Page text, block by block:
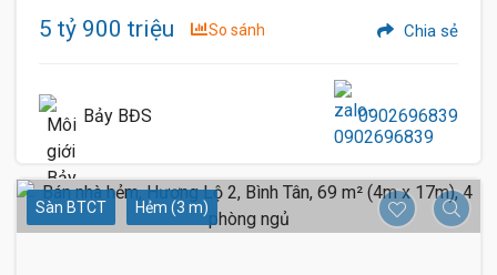
5 tỷ 900 triệu So sánh Chia sẻ
Bảy BĐS 0902696839
Sàn BTCT Hẻm (3 m)